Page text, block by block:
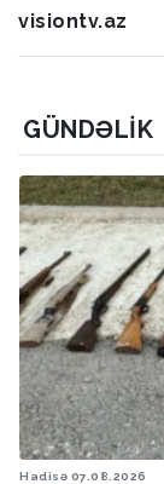
visiontv.az
GÜNDƏLIK
Hadisə 07.08.2026